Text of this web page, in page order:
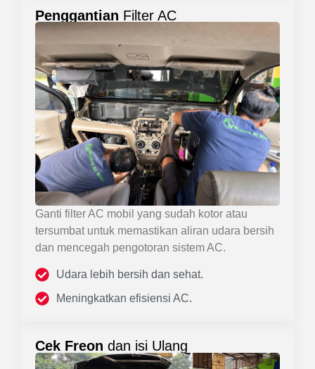
Penggantian Filter AC
Ganti filter AC mobil yang sudah kotor atau
tersumbat untuk memastikan aliran udara bersih
dan mencegah pengotoran sistem AC.
Udara lebih bersih dan sehat.
Meningkatkan efisiensi AC.
Cek Freon dan isi Ulang